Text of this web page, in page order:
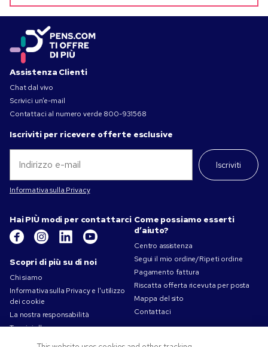
Assistenza Clienti
Chat dal vivo
Scrivici un’e-mail
Contattaci al numero verde 800-931568
Iscriviti per ricevere offerte esclusive
Iscriviti
Informativa sulla Privacy
Hai PIÙ modi per contattarci
Scopri di più su di noi
Chi siamo
Informativa sulla Privacy e l'utilizzo
dei cookie
La nostra responsabilità
Termini d'uso
Condizioni di Vendita
Come possiamo esserti
d’aiuto?
Centro assistenza
Segui il mio ordine/Ripeti ordine
Pagamento fattura
Riscatta offerta ricevuta per posta
Mappa del sito
Contattaci